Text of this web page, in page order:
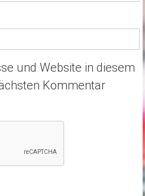
und Website in diesem
Kommentar